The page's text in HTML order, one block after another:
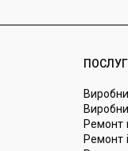
Ремонт
Ремонт